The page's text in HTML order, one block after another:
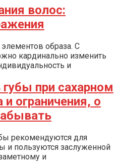
волос:
образа. С
кардинально изменить
и
при сахарном
ограничения, о
рекомендуются для
пользуются заслуженной
и